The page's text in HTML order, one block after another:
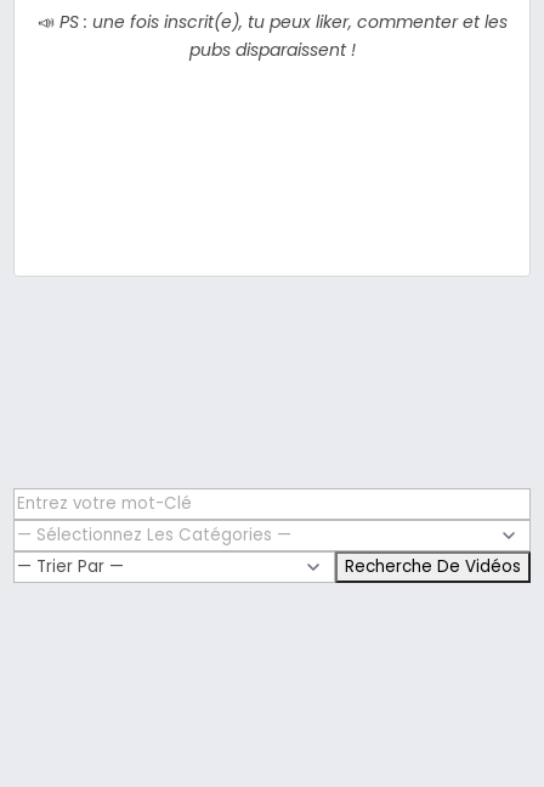
📣 PS : une fois inscrit(e), tu peux liker, commenter et les
pubs disparaissent !